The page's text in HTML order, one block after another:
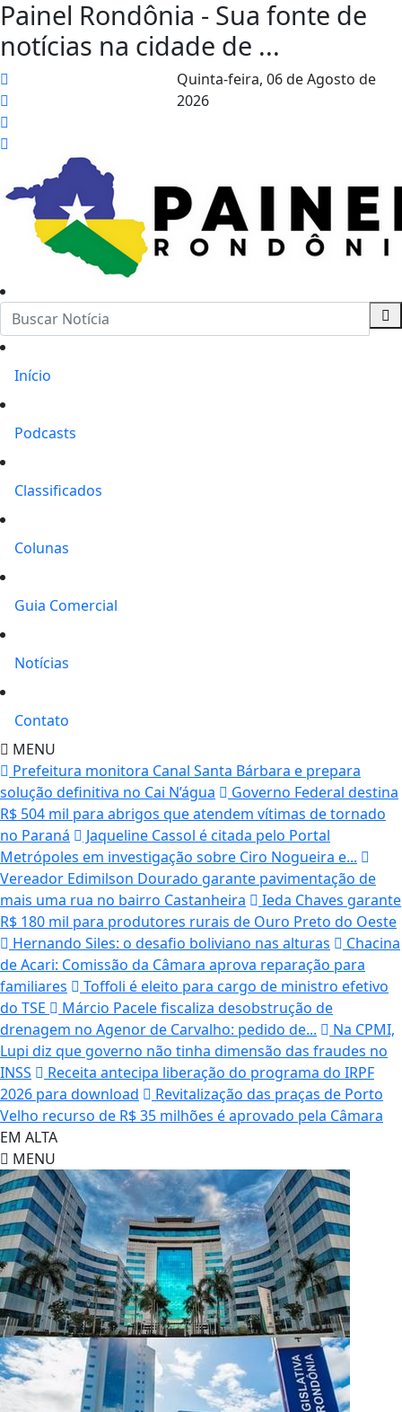
Painel Rondônia - Sua fonte de
notícias na cidade de ...
Quinta-feira, 06 de Agosto de
2026
Início
Podcasts
Classificados
Colunas
Guia Comercial
Notícias
Contato
MENU
Prefeitura monitora Canal Santa Bárbara e prepara
solução definitiva no Cai N’água
Governo Federal destina
R$ 504 mil para abrigos que atendem vítimas de tornado
no Paraná
Jaqueline Cassol é citada pelo Portal
Metrópoles em investigação sobre Ciro Nogueira e...
Vereador Edimilson Dourado garante pavimentação de
mais uma rua no bairro Castanheira
Ieda Chaves garante
R$ 180 mil para produtores rurais de Ouro Preto do Oeste
Hernando Siles: o desafio boliviano nas alturas
Chacina
de Acari: Comissão da Câmara aprova reparação para
familiares
Toffoli é eleito para cargo de ministro efetivo
do TSE
Márcio Pacele fiscaliza desobstrução de
drenagem no Agenor de Carvalho: pedido de...
Na CPMI,
Lupi diz que governo não tinha dimensão das fraudes no
INSS
Receita antecipa liberação do programa do IRPF
2026 para download
Revitalização das praças de Porto
Velho recurso de R$ 35 milhões é aprovado pela Câmara
EM ALTA
MENU